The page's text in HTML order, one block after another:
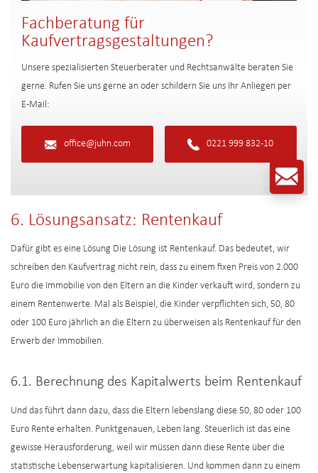
Fachberatung für
Kaufvertragsgestaltungen?
Unsere spezialisierten Steuerberater und Rechtsanwälte beraten Sie
gerne. Rufen Sie uns gerne an oder schildern Sie uns Ihr Anliegen per
E-Mail:
office@juhn.com 0221 999 832-10
6. Lösungsansatz: Rentenkauf
Dafür gibt es eine Lösung Die Lösung ist Rentenkauf. Das bedeutet, wir
schreiben den Kaufvertrag nicht rein, dass zu einem fixen Preis von 2.000
Euro die Immobilie von den Eltern an die Kinder verkauft wird, sondern zu
einem Rentenwerte. Mal als Beispiel, die Kinder verpflichten sich, 50, 80
oder 100 Euro jährlich an die Eltern zu überweisen als Rentenkauf für den
Erwerb der Immobilien.
6.1. Berechnung des Kapitalwerts beim Rentenkauf
Und das führt dann dazu, dass die Eltern lebenslang diese 50, 80 oder 100
Euro Rente erhalten. Punktgenauen, Leben lang. Steuerlich ist das eine
gewisse Herausforderung, weil wir müssen dann diese Rente über die
statistische Lebenserwartung kapitalisieren. Und kommen dann zu einem